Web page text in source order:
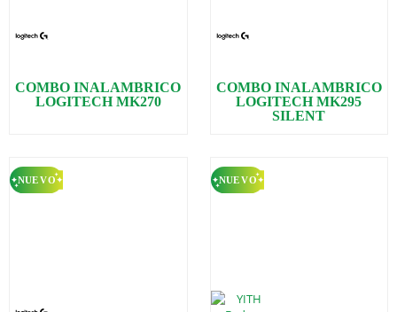
COMBO INALAMBRICO
LOGITECH MK270
COMBO INALAMBRICO
LOGITECH MK295
SILENT